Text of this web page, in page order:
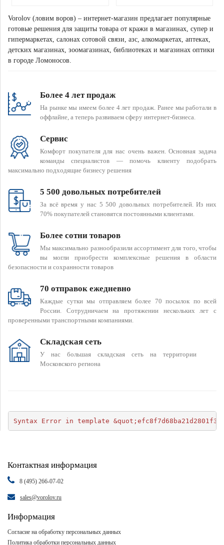
Vorolov (ловим воров) – интернет-магазин предлагает популярные
готовые решения для защиты товара от кражи в магазинах, супер и
гипермаркетах, салонах сотовой связи, азс, алкомаркетах, аптеках,
детских магазинах, зоомагазинах, библиотеках и магазинах оптики
в городе Ломоносов.
Более 4 лет продаж
На рынке мы имеем более 4 лет продаж. Ранее мы работали в
оффлайне, а теперь развиваем сферу интернет-бизнеса.
Сервис
Комфорт покупателя для нас очень важен. Основная задача
команды специалистов — помочь клиенту подобрать
максимально подходящие бизнесу решения
5 500 довольных потребителей
За всё время у нас 5 500 довольных потребителей. Из них
70% покупателей становятся постоянными клиентами.
Более сотни товаров
Мы максимально разнообразили ассортимент для того, чтобы
вы могли приобрести комплексные решения в области
безопасности и сохранности товаров
70 отправок ежедневно
Каждые сутки мы отправляем более 70 посылок по всей
России. Сотрудничаем на протяжении нескольких лет с
проверенными транспортными компаниями.
Складская сеть
У нас большая складская сеть на территории
Московского региона
Syntax Error in template
Контактная информация
8 (495) 266-07-02
sales@vorolov.ru
Информация
Согласие на обработку персональных данных
Политика обработки персональных данных